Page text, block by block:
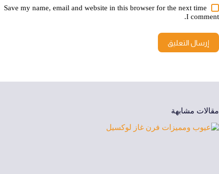
Save my name, email and website in this browser for the next time
I comment.
إرسال التعليق
مقالات مشابهة